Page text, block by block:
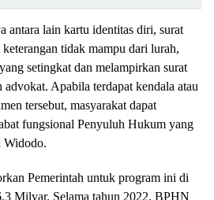
antara lain kartu identitas diri, surat
tidak mampu dari lurah,
setingkat dan melampirkan surat
advokat. Apabila terdapat kendala atau
tersebut, masyarakat dapat
fungsional Penyuluh Hukum yang
Widodo.
Pemerintah untuk program ini di
Milyar. Selama tahun 2022, BPHN